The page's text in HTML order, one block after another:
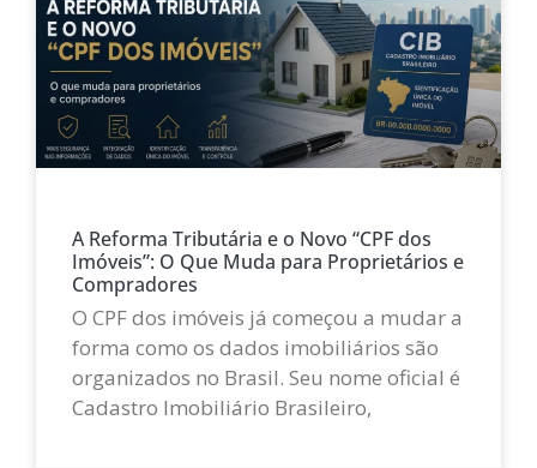
A Reforma Tributária e o Novo “CPF dos
Imóveis”: O Que Muda para Proprietários e
Compradores
O CPF dos imóveis já começou a mudar a
forma como os dados imobiliários são
organizados no Brasil. Seu nome oficial é
Cadastro Imobiliário Brasileiro,